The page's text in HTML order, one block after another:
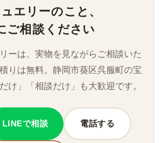
エリーのこと、
ご相談ください
ーは、実物を見ながらご相談いた
りは無料。静岡市葵区呉服町の宝
け」「相談だけ」も大歓迎です。
LINEで相談 電話する